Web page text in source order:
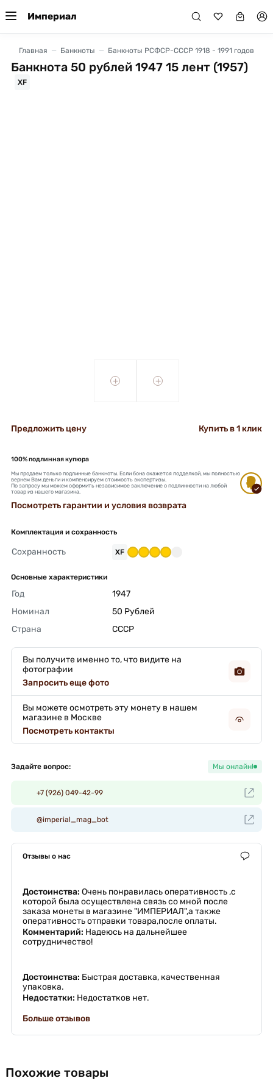
Империал
Главная Банкноты Банкноты РСФСР-СССР 1918 - 1991 годов
Банкнота 50 рублей 1947 15 лент (1957)
XF
+ +
Предложить цену Купить в 1 клик
100% подлинная купюра
Мы продаем только подлинные банкноты. Если бона окажется подделкой, мы полностью
вернем Вам деньги и компенсируем стоимость экспертизы.
По запросу мы можем оформить независимое заключение о подлинности на любой
товар из нашего магазина.
Посмотреть гарантии и условия возврата
Комплектация и сохранность
Сохранность XF
Основные характеристики
Год
1947
Номинал
50 Рублей
Страна
СССР
Вы получите именно то, что видите на
фотографии
Запросить еще фото
Вы можете осмотреть эту монету в нашем
магазине в Москве
Посмотреть контакты
Задайте вопрос: Мы онлайн!
+7 (926) 049-42-99
@imperial_mag_bot
Отзывы о нас
Достоинства: Очень понравилась оперативность ,с
которой была осуществлена связь со мной после
заказа монеты в магазине "ИМПЕРИАЛ",а также
оперативность отправки товара,после оплаты.
Комментарий: Надеюсь на дальнейшее
сотрудничество!
Достоинства: Быстрая доставка, качественная
упаковка.
Недостатки: Недостатков нет.
Больше отзывов
Похожие товары